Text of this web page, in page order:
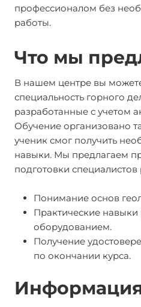
профессионалом без
работы.
Что мы
В нашем центре вы
специальность горного
разработанные с учетом
Обучение организовано
ученик смог получить
навыки. Мы предлагаем
подготовки
Понимание основ
Практические
оборудованием.
Получение
по окончании курса.